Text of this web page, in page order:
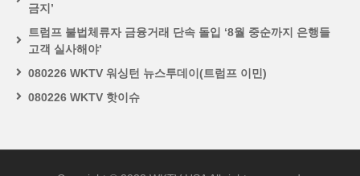
금지’
트럼프 불법체류자 금융거래 단속 돌입 ‘8월 중순까지 은행들
고객 실사해야’
080226 WKTV 워싱턴 뉴스투데이(트럼프 이민)
080226 WKTV 핫이슈